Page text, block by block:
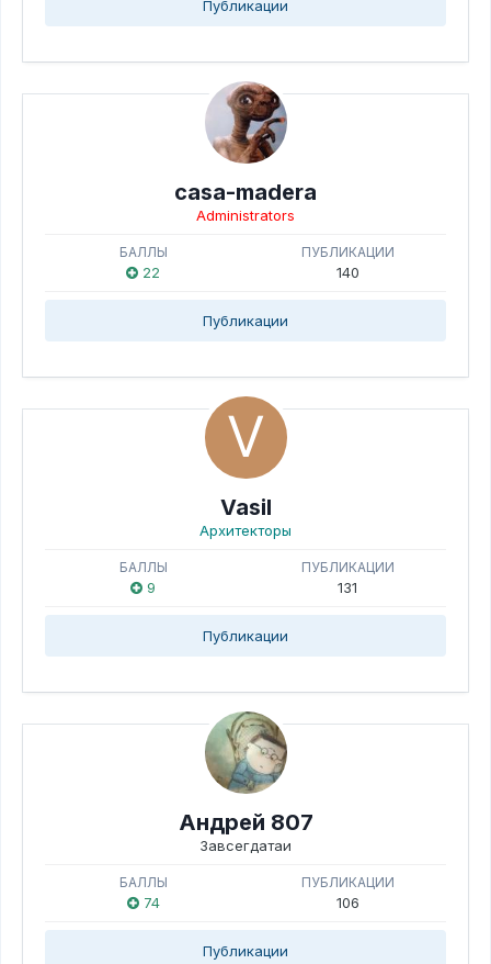
Публикации
casa-madera
Administrators
БАЛЛЫ
22
ПУБЛИКАЦИИ
140
Публикации
Vasil
Архитекторы
БАЛЛЫ
9
ПУБЛИКАЦИИ
131
Публикации
Андрей 807
Завсегдатаи
БАЛЛЫ
74
ПУБЛИКАЦИИ
106
Публикации